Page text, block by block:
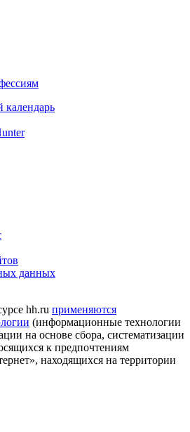
календарь
данных
hh.ru применяются
(информационные технологии
на основе сбора, систематизации
к предпочтениям
находящихся на территории